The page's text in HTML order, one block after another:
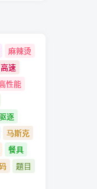
麻辣烫
高速
性能
逐
马斯克
餐具
题目